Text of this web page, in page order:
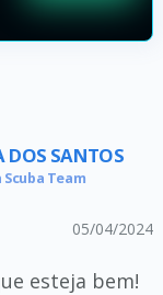
DOS SANTOS
Scuba Team
05/04/2024
esteja bem!